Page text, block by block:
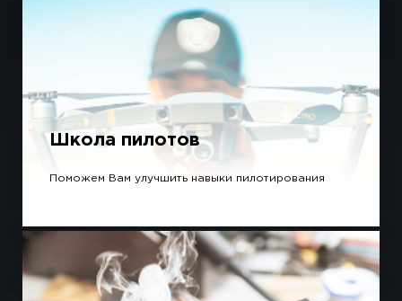
Школа пилотов
Поможем Вам улучшить навыки пилотирования